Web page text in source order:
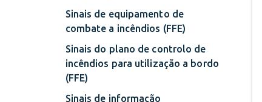
Sinais de equipamento de
combate a incêndios (FFE)
Sinais do plano de controlo de
incêndios para utilização a bordo
(FFE)
Sinais de informação